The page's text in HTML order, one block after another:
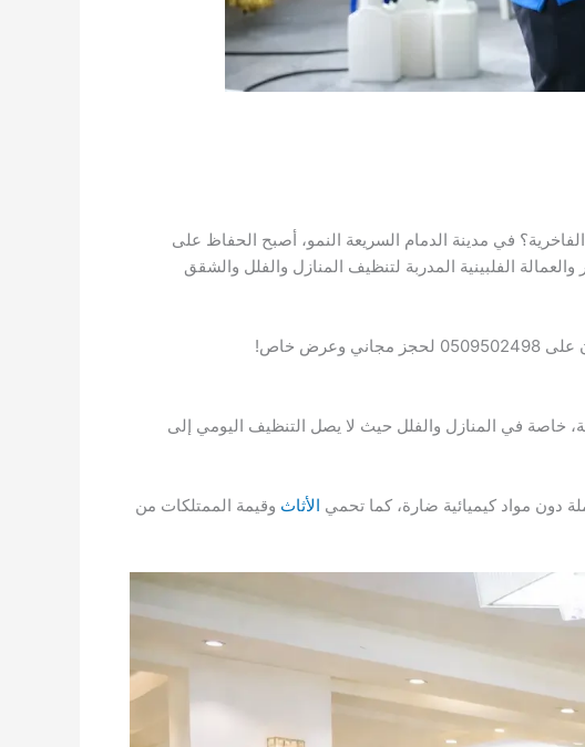
في مدينة الدمام السريعة النمو، أصبح الحفاظ على
الفلبينية المدربة لتنظيف المنازل والفلل والشقق
خاص!
خاصة في المنازل والفلل حيث لا يصل التنظيف اليومي إلى
دون مواد كيميائية ضارة، كما تحمي الأثاث وقيمة الممتلكات من